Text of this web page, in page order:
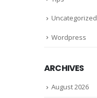
Uncategorized
Wordpress
ARCHIVES
August 2026